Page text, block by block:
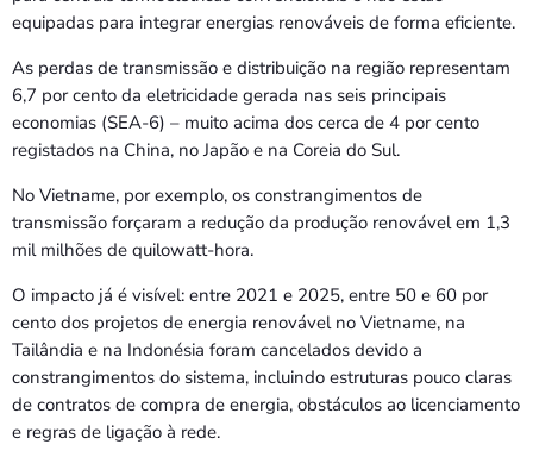
equipadas para integrar energias renováveis de forma eficiente.
As perdas de transmissão e distribuição na região representam
6,7 por cento da eletricidade gerada nas seis principais
economias (SEA-6) – muito acima dos cerca de 4 por cento
registados na China, no Japão e na Coreia do Sul.
No Vietname, por exemplo, os constrangimentos de
transmissão forçaram a redução da produção renovável em 1,3
mil milhões de quilowatt-hora.
O impacto já é visível: entre 2021 e 2025, entre 50 e 60 por
cento dos projetos de energia renovável no Vietname, na
Tailândia e na Indonésia foram cancelados devido a
constrangimentos do sistema, incluindo estruturas pouco claras
de contratos de compra de energia, obstáculos ao licenciamento
e regras de ligação à rede.